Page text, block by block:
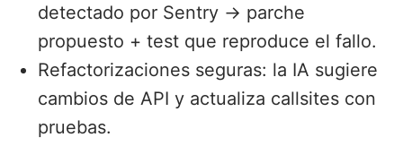
detectado por Sentry → parche
propuesto + test que reproduce el fallo.
Refactorizaciones seguras: la IA sugiere
cambios de API y actualiza callsites con
pruebas.